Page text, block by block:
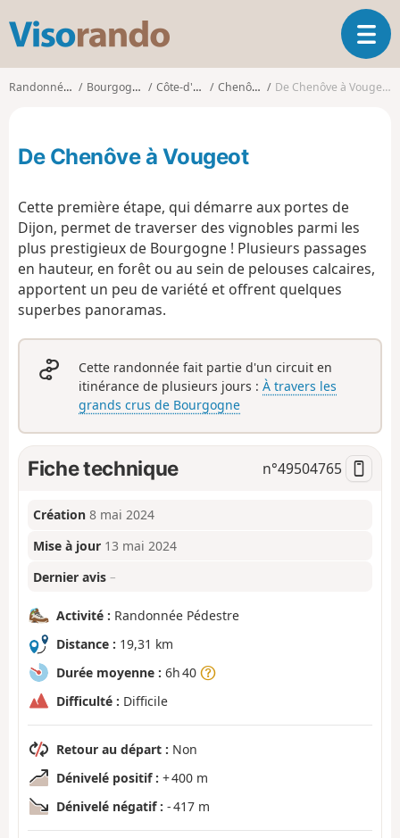
s
o
d
O
u
r
i
g
o
Randonnées Bourgogne Côte-d'Or Chenôve De Chenôve à Vougeot
De Chenôve à Vougeot
Cette première étape, qui démarre aux portes de
Dijon, permet de traverser des vignobles parmi les
plus prestigieux de Bourgogne ! Plusieurs passages
en hauteur, en forêt ou au sein de pelouses calcaires,
apportent un peu de variété et offrent quelques
superbes panoramas.
Cette randonnée fait partie d'un circuit en
itinérance de plusieurs jours :À travers les
grands crus de Bourgogne
Fiche technique n°49504765
Création 8 mai 2024
Mise à jour 13 mai 2024
Dernier avis –
Activité : Randonnée Pédestre
Distance : 19,31 km
Durée moyenne : 6h 40
Difficulté : Difficile
Retour au départ : Non
Dénivelé positif : + 400 m
Dénivelé négatif : - 417 m